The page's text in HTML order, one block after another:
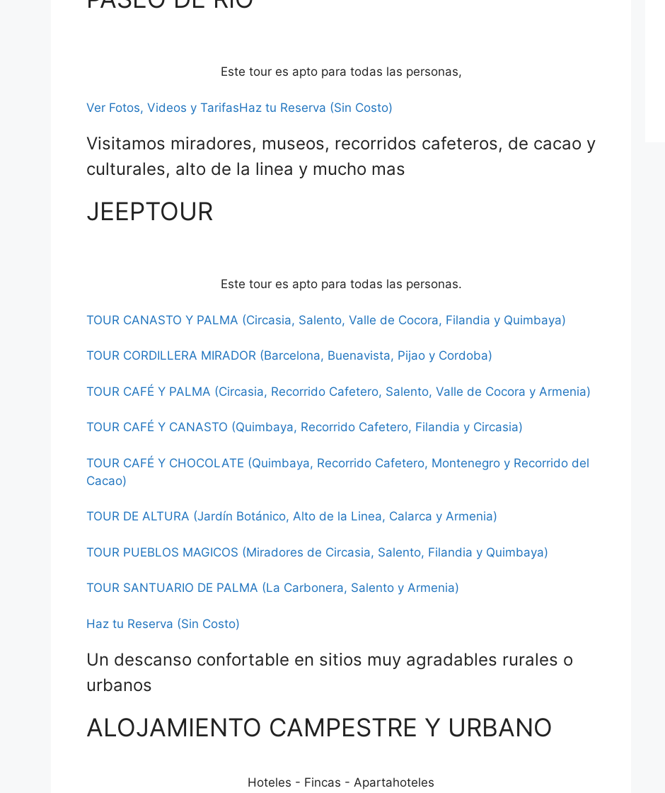
Este tour es apto para todas las personas,
Ver Fotos, Videos y TarifasHaz tu Reserva (Sin Costo)
Visitamos miradores, museos, recorridos cafeteros, de cacao y
culturales, alto de la linea y mucho mas
JEEPTOUR
Este tour es apto para todas las personas.
TOUR CANASTO Y PALMA (Circasia, Salento, Valle de Cocora, Filandia y Quimbaya)
TOUR CORDILLERA MIRADOR (Barcelona, Buenavista, Pijao y Cordoba)
TOUR CAFÉ Y PALMA (Circasia, Recorrido Cafetero, Salento, Valle de Cocora y Armenia)
TOUR CAFÉ Y CANASTO (Quimbaya, Recorrido Cafetero, Filandia y Circasia)
TOUR CAFÉ Y CHOCOLATE (Quimbaya, Recorrido Cafetero, Montenegro y Recorrido del
Cacao)
TOUR DE ALTURA (Jardín Botánico, Alto de la Linea, Calarca y Armenia)
TOUR PUEBLOS MAGICOS (Miradores de Circasia, Salento, Filandia y Quimbaya)
TOUR SANTUARIO DE PALMA (La Carbonera, Salento y Armenia)
Haz tu Reserva (Sin Costo)
Un descanso confortable en sitios muy agradables rurales o
urbanos
ALOJAMIENTO CAMPESTRE Y URBANO
Hoteles - Fincas - Apartahoteles